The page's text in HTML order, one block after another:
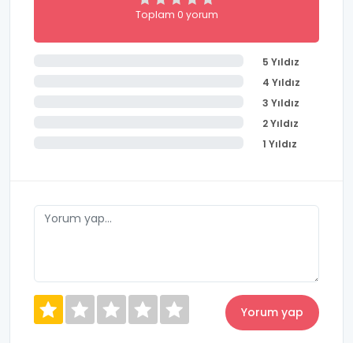
Toplam 0 yorum
5 Yıldız
4 Yıldız
3 Yıldız
2 Yıldız
1 Yıldız